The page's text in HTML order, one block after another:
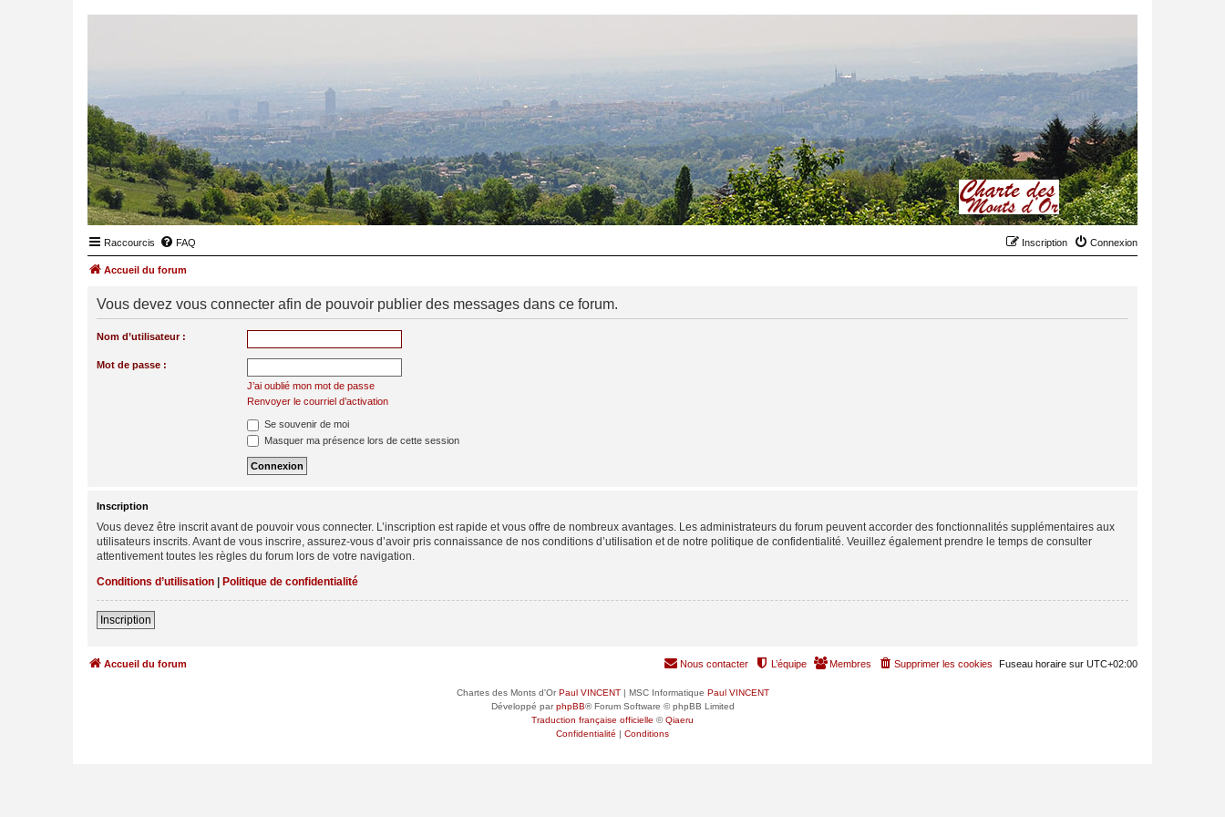
Raccourcis FAQ Connexion
Inscription
Accueil du forum
Vous devez vous connecter afin de pouvoir publier des messages dans ce forum.
Nom d’utilisateur :
Mot de passe :
J’ai oublié mon mot de passe
Renvoyer le courriel d’activation
Se souvenir de moi
Masquer ma présence lors de cette session
Inscription
Vous devez être inscrit avant de pouvoir vous connecter. L’inscription est rapide et vous offre de nombreux avantages. Les administrateurs du forum peuvent accorder des fonctionnalités supplémentaires aux
utilisateurs inscrits. Avant de vous inscrire, assurez-vous d’avoir pris connaissance de nos conditions d’utilisation et de notre politique de confidentialité. Veuillez également prendre le temps de consulter
attentivement toutes les règles du forum lors de votre navigation.
Conditions d’utilisation | Politique de confidentialité
Inscription
Accueil du forum Fuseau horaire sur UTC+02:00
Supprimer les cookies
Membres
L’équipe
Nous contacter
Chartes des Monts d'OrPaul VINCENT| MSC Informatique Paul VINCENT
Développé parphpBB® Forum Software © phpBB Limited
Traduction française officielle ©Qiaeru
Confidentialité | Conditions